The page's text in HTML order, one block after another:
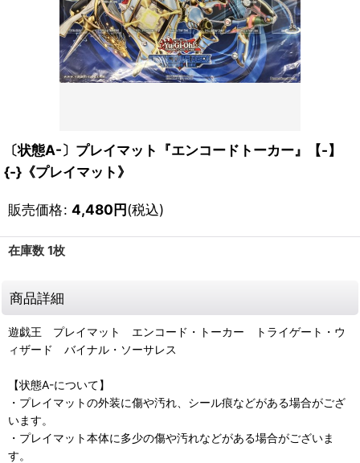
〔状態A-〕プレイマット『エンコードトーカー』【-】
{-}《プレイマット》
販売価格: 4,480円(税込)
在庫数 1枚
商品詳細
遊戯王 プレイマット エンコード・トーカー トライゲート・ウ
ィザード バイナル・ソーサレス
【状態A-について】
・プレイマットの外装に傷や汚れ、シール痕などがある場合がござ
います。
・プレイマット本体に多少の傷や汚れなどがある場合がございま
す。